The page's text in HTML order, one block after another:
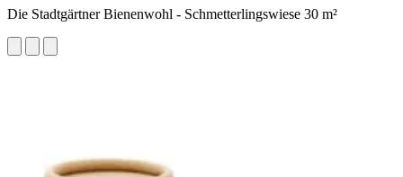
Die Stadtgärtner Bienenwohl - Schmetterlingswiese 30 m²